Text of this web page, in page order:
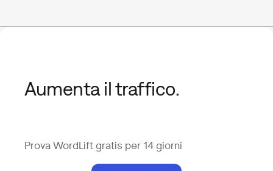
Aumenta il traffico.
Prova WordLift gratis per 14 giorni